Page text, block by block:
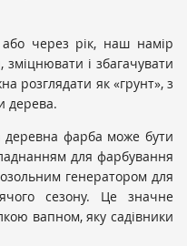
через рік, наш намір
і збагачувати
розглядати як «грунт», з
дерева.
деревна фарба може бути
для фарбування
генератором для
сезону. Це значне
вапном, яку садівники